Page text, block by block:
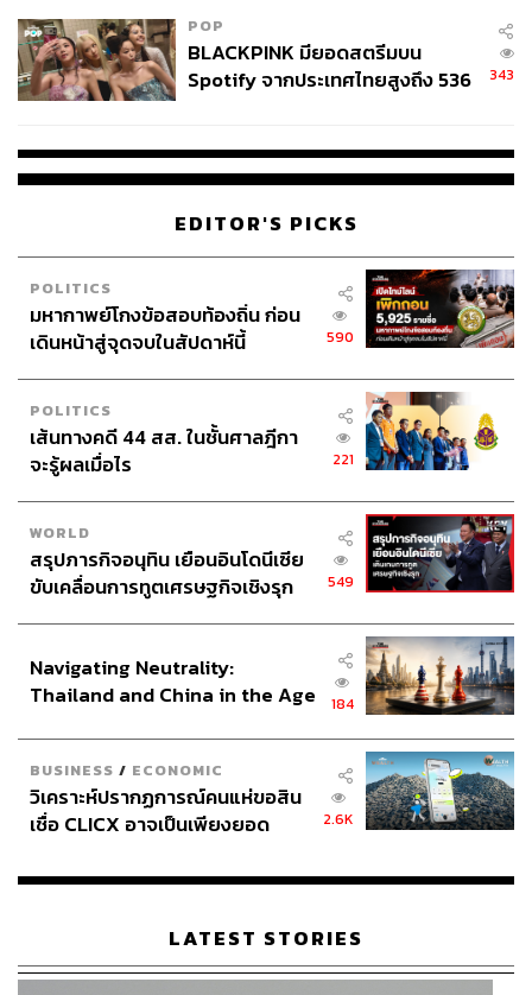
es-racing/10753382/
https://www.motorsport.com/f1/news/how-alex-albon-
turned-attention-on-carlos-sainz-into-positive-energy
-in-f1-2025-/10752180/
-gains-that-convince-williams-its-f1-transformation-is-
working/10751795/
https://sports.yahoo.com/article/why-williams-star-ale
https://www.autosport.com/f1/news/why-podium-was-
so-important-for-sainz-in-character-building-williams-
campaign/10761572/
Williams Racing
James Vowles
F1
271
ABOUT THE AUTHOR
สมศักดิ์ จันทวิชชประภา
โปรดิวเซอร์ คอลัมนิสต์ และบรรณาธิการ ผู้
หลงใหลในความตื่นเต้นของกีฬาและความ
สงบของการอ่านหนังสือเงียบๆ
POP
BLACKPINK มียอดสตรีมบน
Spotify จากประเทศไทยสูงถึง 536
343
EDITOR'S PICKS
POLITICS
มหากาพย์โกงข้อสอบท้องถิ่น ก่อน
เดินหน้าสู่จุดจบในสัปดาห์นี้
590
POLITICS
เส้นทางคดี 44 สส. ในชั้นศาลฎีกา
จะรู้ผลเมื่อไร
221
WORLD
สรุปภารกิจอนุทิน เยือนอินโดนีเซีย
ขับเคลื่อนการทูตเศรษฐกิจเชิงรุก
549
Navigating Neutrality:
Thailand and China in the Age
184
BUSINESS / ECONOMIC
วิเคราะห์ปรากฏการณ์คนแห่ขอสิน
เชื่อ CLICX อาจเป็นเพียงยอด
เรือนไทยที่ถูกซุกไว้
2.6K
LATEST STORIES